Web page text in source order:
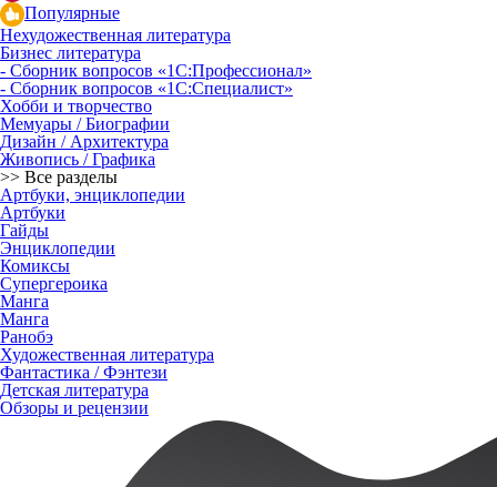
Популярные
Нехудожественная литература
Бизнес литература
- Сборник вопросов «1С:Профессионал»
- Сборник вопросов «1С:Специалист»
Хобби и творчество
Мемуары / Биографии
Дизайн / Архитектура
Живопись / Графика
>> Все разделы
Артбуки, энциклопедии
Артбуки
Гайды
Энциклопедии
Комиксы
Супергероика
Манга
Манга
Ранобэ
Художественная литература
Фантастика / Фэнтези
Детская литература
Обзоры и рецензии